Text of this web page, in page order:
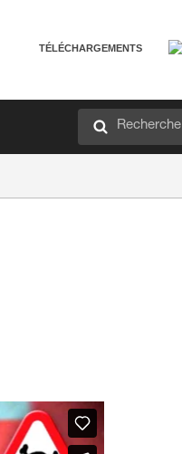
TÉLÉCHARGEMENTS
Recherche